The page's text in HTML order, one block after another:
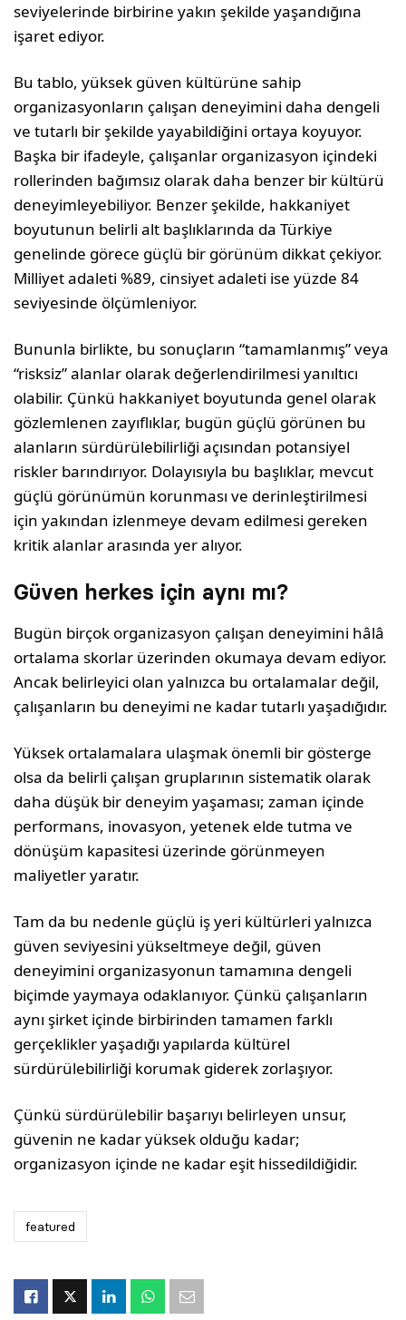
seviyelerinde birbirine yakın şekilde yaşandığına
işaret ediyor.
Bu tablo, yüksek güven kültürüne sahip
organizasyonların çalışan deneyimini daha dengeli
ve tutarlı bir şekilde yayabildiğini ortaya koyuyor.
Başka bir ifadeyle, çalışanlar organizasyon içindeki
rollerinden bağımsız olarak daha benzer bir kültürü
deneyimleyebiliyor. Benzer şekilde, hakkaniyet
boyutunun belirli alt başlıklarında da Türkiye
genelinde görece güçlü bir görünüm dikkat çekiyor.
Milliyet adaleti %89, cinsiyet adaleti ise yüzde 84
seviyesinde ölçümleniyor.
Bununla birlikte, bu sonuçların “tamamlanmış” veya
“risksiz” alanlar olarak değerlendirilmesi yanıltıcı
olabilir. Çünkü hakkaniyet boyutunda genel olarak
gözlemlenen zayıflıklar, bugün güçlü görünen bu
alanların sürdürülebilirliği açısından potansiyel
riskler barındırıyor. Dolayısıyla bu başlıklar, mevcut
güçlü görünümün korunması ve derinleştirilmesi
için yakından izlenmeye devam edilmesi gereken
kritik alanlar arasında yer alıyor.
Güven herkes için aynı mı?
Bugün birçok organizasyon çalışan deneyimini hâlâ
ortalama skorlar üzerinden okumaya devam ediyor.
Ancak belirleyici olan yalnızca bu ortalamalar değil,
çalışanların bu deneyimi ne kadar tutarlı yaşadığıdır.
Yüksek ortalamalara ulaşmak önemli bir gösterge
olsa da belirli çalışan gruplarının sistematik olarak
daha düşük bir deneyim yaşaması; zaman içinde
performans, inovasyon, yetenek elde tutma ve
dönüşüm kapasitesi üzerinde görünmeyen
maliyetler yaratır.
Tam da bu nedenle güçlü iş yeri kültürleri yalnızca
güven seviyesini yükseltmeye değil, güven
deneyimini organizasyonun tamamına dengeli
biçimde yaymaya odaklanıyor. Çünkü çalışanların
aynı şirket içinde birbirinden tamamen farklı
gerçeklikler yaşadığı yapılarda kültürel
sürdürülebilirliği korumak giderek zorlaşıyor.
Çünkü sürdürülebilir başarıyı belirleyen unsur,
güvenin ne kadar yüksek olduğu kadar;
organizasyon içinde ne kadar eşit hissedildiğidir.
featured